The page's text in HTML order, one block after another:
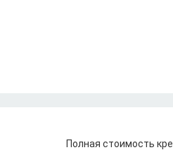
Полная стоимость